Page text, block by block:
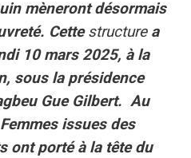
mèneront désormais
Cettestructurea
10 mars 2025, à la
sous la présidence
Gue Gilbert. Au
issues des
ont porté à la tête du